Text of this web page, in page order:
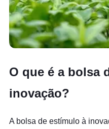
O que é a bolsa
inovação?
A bolsa de estímulo à